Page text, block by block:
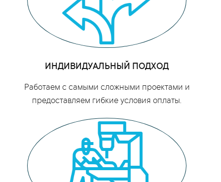
ИНДИВИДУАЛЬНЫЙ ПОДХОД
Работаем с самыми сложными проектами и
предоставляем гибкие условия оплаты.